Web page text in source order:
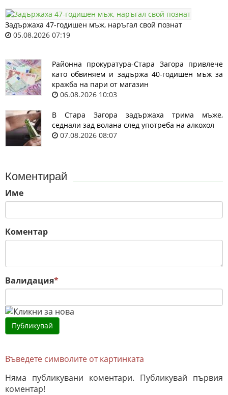
Задържаха 47-годишен мъж, наръгал свой познат
05.08.2026 07:19
Районна прокуратура-Стара Загора привлече
като обвиняем и задържа 40-годишен мъж за
кражба на пари от магазин
06.08.2026 10:03
В Стара Загора задържаха трима мъже,
седнали зад волана след употреба на алкохол
07.08.2026 08:07
Коментирай
Име
Коментар
Валидация*
Въведете символите от картинката
Няма публикувани коментари. Публикувай първия
коментар!